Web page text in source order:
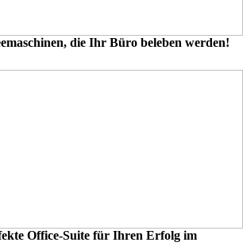
die Ihr Büro beleben werden!
Office-Suite für Ihren Erfolg im